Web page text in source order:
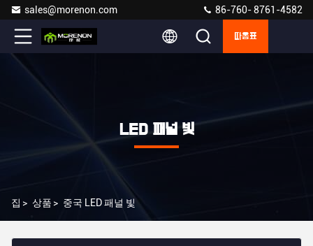
sales@morenon.com 86-760- 8761-4582
따옴표
LED 패널 빛
집 > 상품 > 중국 LED 패널 빛